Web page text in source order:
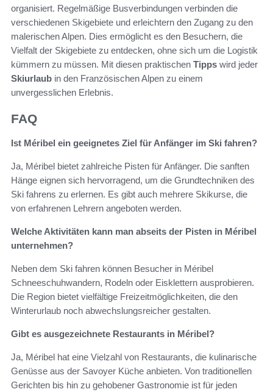
organisiert. Regelmäßige Busverbindungen verbinden die
verschiedenen Skigebiete und erleichtern den Zugang zu den
malerischen Alpen. Dies ermöglicht es den Besuchern, die
Vielfalt der Skigebiete zu entdecken, ohne sich um die Logistik
kümmern zu müssen. Mit diesen praktischen Tipps wird jeder
Skiurlaub in den Französischen Alpen zu einem
unvergesslichen Erlebnis.
FAQ
Ist Méribel ein geeignetes Ziel für Anfänger im Ski fahren?
Ja, Méribel bietet zahlreiche Pisten für Anfänger. Die sanften
Hänge eignen sich hervorragend, um die Grundtechniken des
Ski fahrens zu erlernen. Es gibt auch mehrere Skikurse, die
von erfahrenen Lehrern angeboten werden.
Welche Aktivitäten kann man abseits der Pisten in Méribel
unternehmen?
Neben dem Ski fahren können Besucher in Méribel
Schneeschuhwandern, Rodeln oder Eisklettern ausprobieren.
Die Region bietet vielfältige Freizeitmöglichkeiten, die den
Winterurlaub noch abwechslungsreicher gestalten.
Gibt es ausgezeichnete Restaurants in Méribel?
Ja, Méribel hat eine Vielzahl von Restaurants, die kulinarische
Genüsse aus der Savoyer Küche anbieten. Von traditionellen
Gerichten bis hin zu gehobener Gastronomie ist für jeden